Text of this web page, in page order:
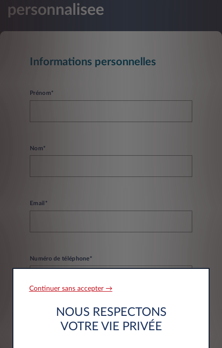
personnalisee
Informations personnelles
Prénom*
Nom*
Email*
Numéro de téléphone*
Continuer sans accepter →
NOUS RESPECTONS
VOTRE VIE PRIVÉE